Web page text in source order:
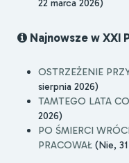
22 marca 2026)
Najnowsze w XXI
OSTRZEŻENIE
sierpnia 2026)
TAMTEGO LATA
2026)
PO ŚMIERCI
PRACOWAŁ (Nie,